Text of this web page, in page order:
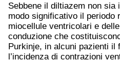
Sebbene il diltiazem non sia
modo significativo il periodo
miocellule ventricolari e
conduzione che
Purkinje, in alcuni pazienti il
l’incidenza di contrazioni